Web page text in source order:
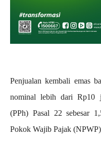
Penjualan kembali emas
nominal lebih dari Rp10
(PPh) Pasal 22 sebesar
Pokok Wajib Pajak